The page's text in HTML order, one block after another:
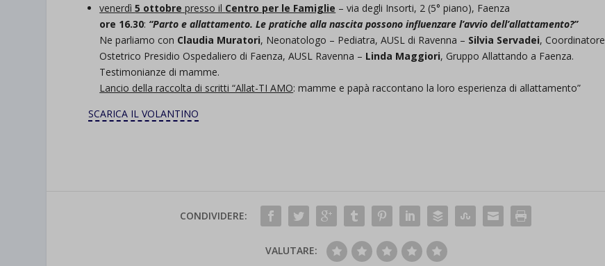
venerdì5 ottobre presso il Centro per le Famiglie – via degli Insorti, 2 (5° piano), Faenza
ore 16.30: “Parto e allattamento. Le pratiche alla nascita possono influenzare l’avvio dell’allattamento?”
Ne parliamo con Claudia Muratori, Neonatologo – Pediatra, AUSL di Ravenna – Silvia Servadei, Coordinatore
Ostetrico Presidio Ospedaliero di Faenza, AUSL Ravenna – Linda Maggiori, Gruppo Allattando a Faenza.
Testimonianze di mamme.
Lancio della raccolta di scritti “Allat-TI AMO: mamme e papà raccontano la loro esperienza di allattamento”
SCARICA IL VOLANTINO
CONDIVIDERE:
VALUTARE: